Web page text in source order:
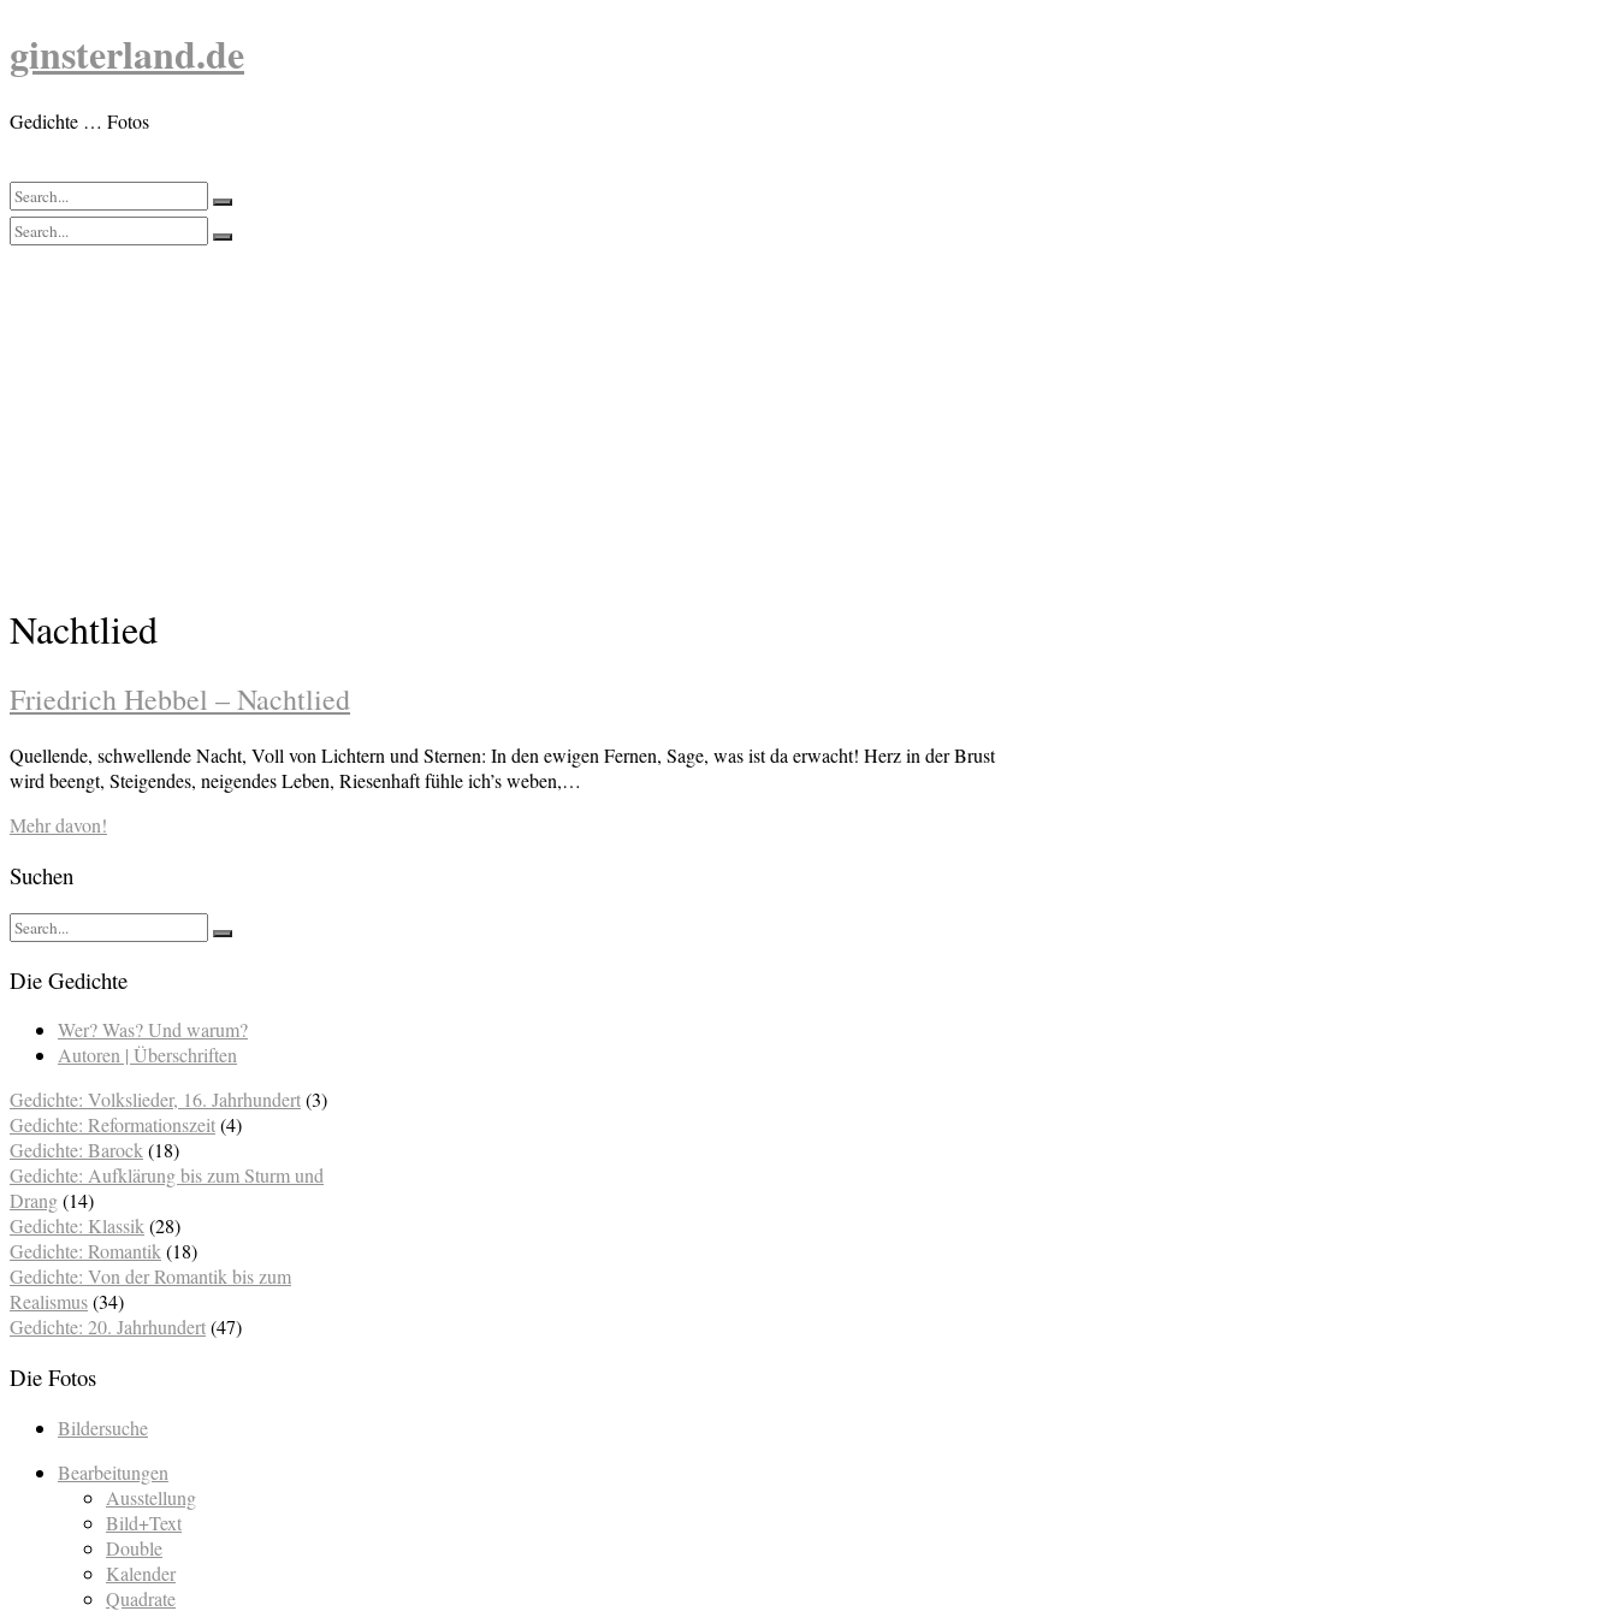
Skip
to
ginsterland.de
Gedichte … Fotos
Nachtlied
Friedrich Hebbel – Nachtlied
Quellende, schwellende Nacht, Voll von Lichtern und Sternen: In den ewigen Fernen, Sage, was ist da erwacht! Herz in der Brust
wird beengt, Steigendes, neigendes Leben, Riesenhaft fühle ich’s weben,…
Mehr davon!
Suchen
Die Gedichte
Wer? Was? Und warum?
Autoren | Überschriften
Gedichte: Volkslieder, 16. Jahrhundert(3)
Gedichte: Reformationszeit(4)
Gedichte: Barock(18)
Gedichte: Aufklärung bis zum Sturm und
Drang(14)
Gedichte: Klassik(28)
Gedichte: Romantik(18)
Gedichte: Von der Romantik bis zum
Realismus(34)
Gedichte: 20. Jahrhundert(47)
Die Fotos
Bildersuche
Bearbeitungen
Ausstellung
Bild+Text
Double
Kalender
Quadrate